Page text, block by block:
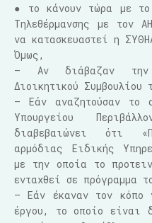
● το κάνουν τώρα με το
Τηλεθέρμανσης με τον
να κατασκευαστεί η
Όμως,
– Αν διάβαζαν την
Διοικητικού Συμβουλίου
– Εάν αναζητούσαν το
Υπουργείου
διαβεβαιώνει ότι
αρμόδιας Ειδικής
με την οποία το
ενταχθεί σε πρόγραμμα
– Εάν έκαναν τον κόπο
έργου, το οποίο είναι